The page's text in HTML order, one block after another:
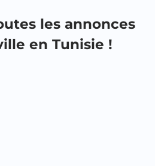
les annonces
en Tunisie !